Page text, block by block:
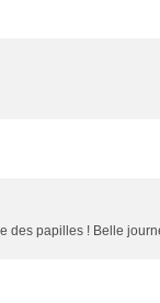
des papilles ! Belle